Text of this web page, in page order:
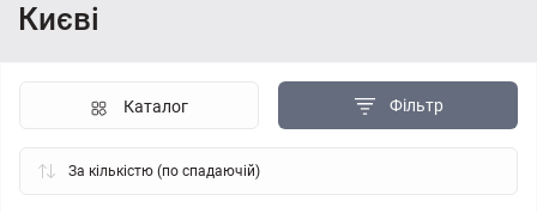
Києві
Фільтр
Каталог